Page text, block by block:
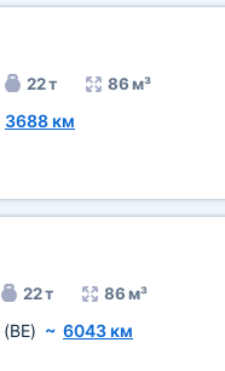
22 т 86 м³
3688 км
22 т 86 м³
(BE) ~ 6043 км